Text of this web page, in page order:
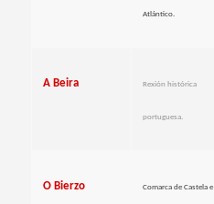
Atlántico.
A Beira Rexión histórica
portuguesa.
O Bierzo Comarca de Castela e